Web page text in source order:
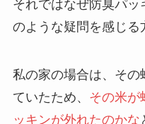
それではなぜ防臭パ
のような疑問を感じる
私の家の場合は、そ
ていたため、 その米が
ッキンが外れたのかな